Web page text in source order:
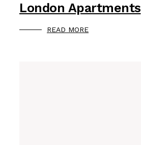
London Apartments
READ MORE